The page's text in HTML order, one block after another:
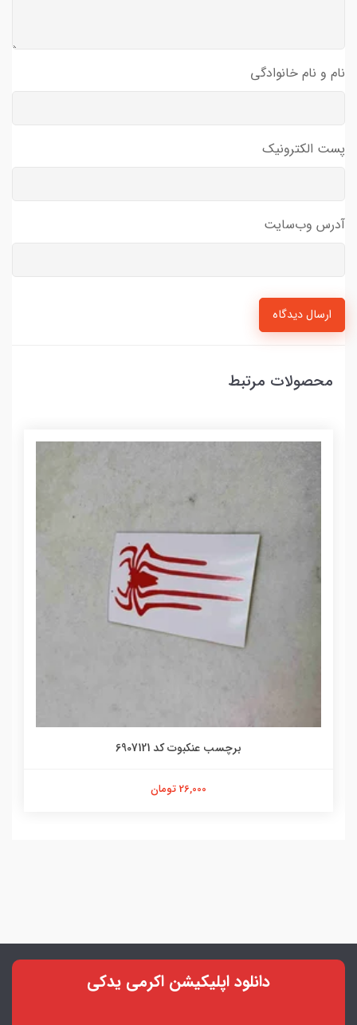
نام و نام خانوادگی
پست الکترونیک
آدرس وب‌سایت
ارسال دیدگاه
محصولات مرتبط
برچسب عنکبوت کد 6907121
26,000 تومان
دانلود اپلیکیشن اکرمی یدکی